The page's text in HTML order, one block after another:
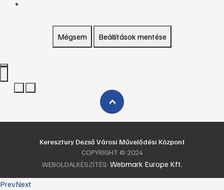
Mégsem Beállítások mentése
›
Keresztury Dezső Városi Művelődési Központ
COPYRIGHT © 2024
WEBOLDALKÉSZÍTÉS: Webmark Europe Kft.
PrevNext